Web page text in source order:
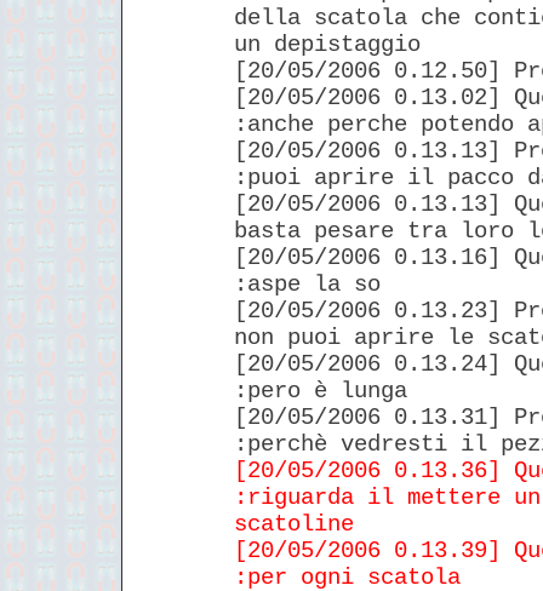
della scatola che
un depistaggio
[20/05/2006 0.12.50]
[20/05/2006 0.13.02]
:anche perche potendo
[20/05/2006 0.13.13]
:puoi aprire il pacco
[20/05/2006 0.13.13]
basta pesare tra loro
[20/05/2006 0.13.16]
:aspe la so
[20/05/2006 0.13.23]
non puoi aprire le
[20/05/2006 0.13.24]
:pero è lunga
[20/05/2006 0.13.31]
:perchè vedresti il
[20/05/2006 0.13.36]
:riguarda il mettere un
scatoline
[20/05/2006 0.13.39]
:per ogni scatola